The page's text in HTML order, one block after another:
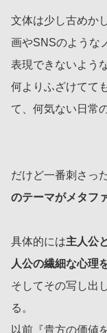
文体は少し古めか
画やSNSのような
表現できないよう
何よりふざけてて
て、何気ない日常
だけど一番刺さっ
のテーマがメタフ
具体的には主人公
人公の繊細な心理
そしてその写し出
る。
以前『貴方の価値